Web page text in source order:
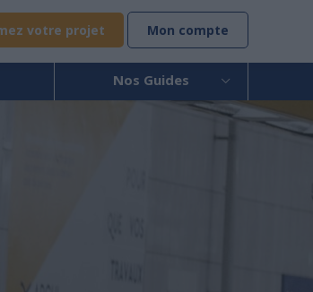
votre projet Mon compte
Nos Guides